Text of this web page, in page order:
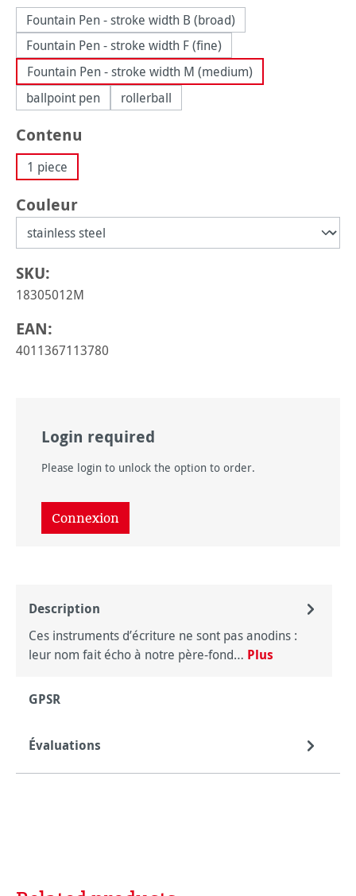
Fountain Pen - stroke width B (broad)
Fountain Pen - stroke width F (fine)
Fountain Pen - stroke width M (medium)
ballpoint pen
rollerball
Sélectionnez
Contenu
1 piece
Sélectionnez
Couleur
SKU:
18305012M
EAN:
4011367113780
Login required
Please login to unlock the option to order.
Connexion
Description
Ces instruments d’écriture ne sont pas anodins :
leur nom fait écho à notre père-fond… Plus
GPSR
Évaluations